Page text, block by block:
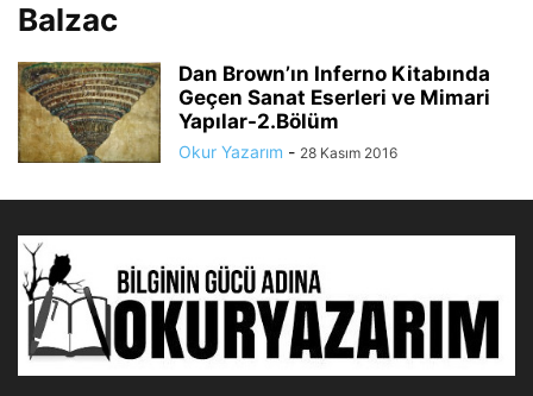
Balzac
Dan Brown’ın Inferno Kitabında
Geçen Sanat Eserleri ve Mimari
Yapılar-2.Bölüm
Okur Yazarım - 28 Kasım 2016